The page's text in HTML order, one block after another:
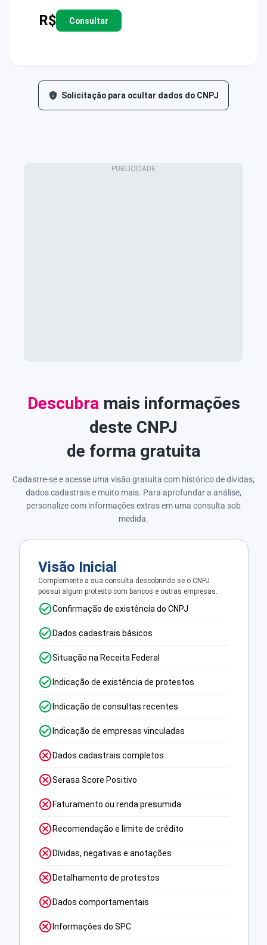
R$ Consultar
Solicitação para ocultar dados do CNPJ
Descubra mais informações
deste CNPJ
de forma gratuita
Cadastre-se e acesse uma visão gratuita com histórico de dívidas,
dados cadastrais e muito mais. Para aprofundar a análise,
personalize com informações extras em uma consulta sob
medida.
Visão Inicial
Complemente a sua consulta descobrindo se o CNPJ
possui algum protesto com bancos e outras empresas.
Confirmação de existência do CNPJ
Dados cadastrais básicos
Situação na Receita Federal
Indicação de existência de protestos
Indicação de consultas recentes
Indicação de empresas vinculadas
Dados cadastrais completos
Serasa Score Positivo
Faturamento ou renda presumida
Recomendação e limite de crédito
Dívidas, negativas e anotações
Detalhamento de protestos
Dados comportamentais
Informações do SPC